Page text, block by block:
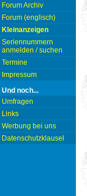
Forum Archiv
Forum (englisch)
Kleinanzeigen
Seriennummern
anmelden / suchen
Termine
Impressum
Und noch...
Umfragen
Links
Werbung bei uns
Datenschutzklausel